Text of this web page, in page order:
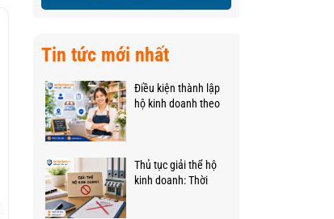
Tin tức mới nhất
Điều kiện thành lập
hộ kinh doanh theo
Thủ tục giải thể hộ
kinh doanh: Thời